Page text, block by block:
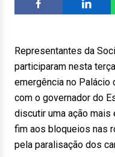
Representantes da
participaram nesta
emergência no Palácio
com o governador do
discutir uma ação
fim aos bloqueios nas
pela paralisação dos